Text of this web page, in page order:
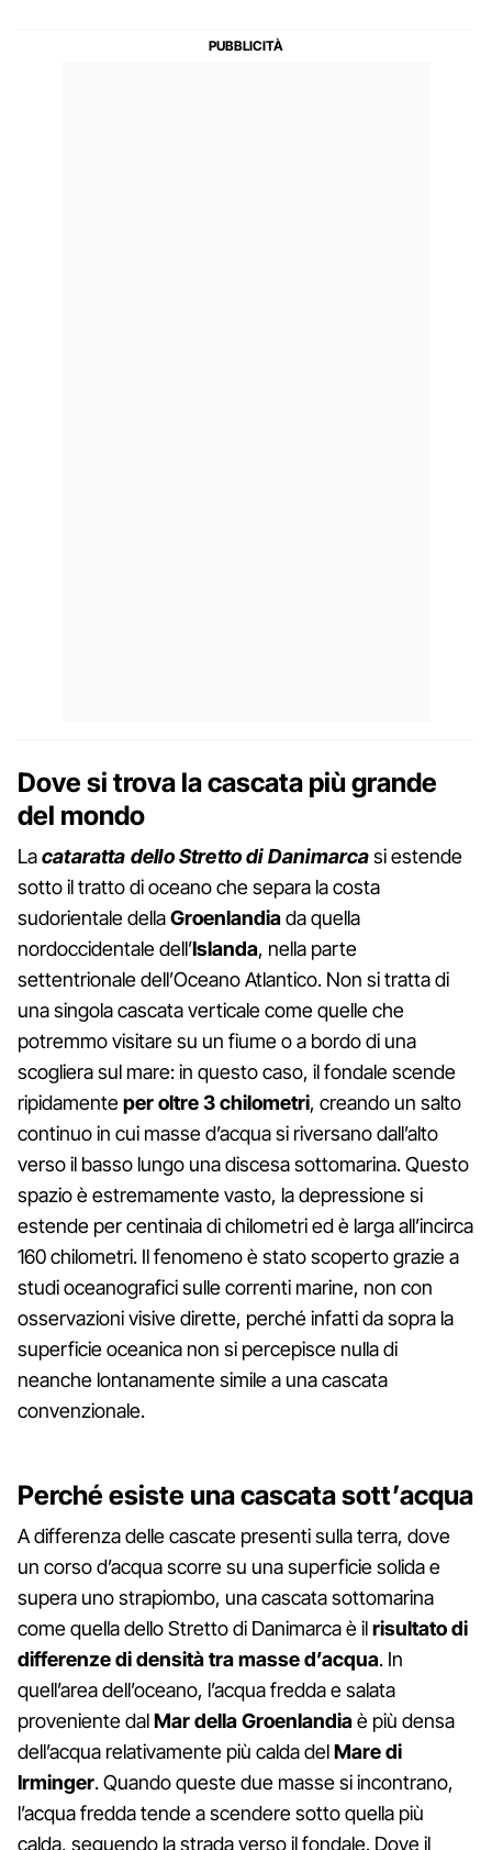
Dove si trova la cascata più grande
del mondo
Lacataratta dello Stretto di Danimarcasi estende
sotto il tratto di oceano che separa la costa
sudorientale dellaGroenlandiada quella
nordoccidentale dell’Islanda, nella parte
settentrionale dell’Oceano Atlantico. Non si tratta di
una singola cascata verticale come quelle che
potremmo visitare su un fiume o a bordo di una
scogliera sul mare: in questo caso, il fondale scende
ripidamenteper oltre 3 chilometri, creando un salto
continuo in cui masse d’acqua si riversano dall’alto
verso il basso lungo una discesa sottomarina. Questo
spazio è estremamente vasto, la depressione si
estende per centinaia di chilometri ed è larga all’incirca
160 chilometri. Il fenomeno è stato scoperto grazie a
studi oceanografici sulle correnti marine, non con
osservazioni visive dirette, perché infatti da sopra la
superficie oceanica non si percepisce nulla di
neanche lontanamente simile a una cascata
convenzionale.
Perché esiste una cascata sott’acqua
A differenza delle cascate presenti sulla terra, dove
un corso d’acqua scorre su una superficie solida e
supera uno strapiombo, una cascata sottomarina
come quella dello Stretto di Danimarca è ilrisultato di
differenze di densità tra masse d’acqua. In
quell’area dell’oceano, l’acqua fredda e salata
proveniente dalMar della Groenlandiaè più densa
dell’acqua relativamente più calda delMare di
Irminger. Quando queste due masse si incontrano,
l’acqua fredda tende a scendere sotto quella più
calda, seguendo la strada verso il fondale. Dove il